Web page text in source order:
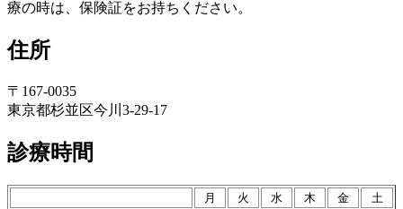
療の時は、保険証をお持ちください。
住所
〒167-0035
東京都杉並区今川3-29-17
診療時間
月 火 水 木 金
土